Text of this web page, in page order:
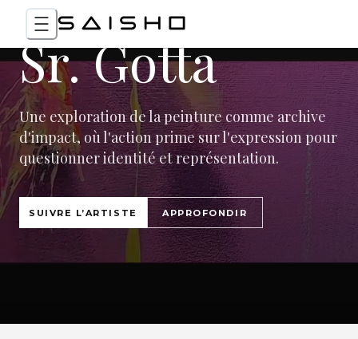
Sr. Gotta
Une exploration de la peinture comme archive
d'impact, où l'action prime sur l'expression pour
questionner identité et représentation.
SUIVRE L’ARTISTE APPROFONDIR